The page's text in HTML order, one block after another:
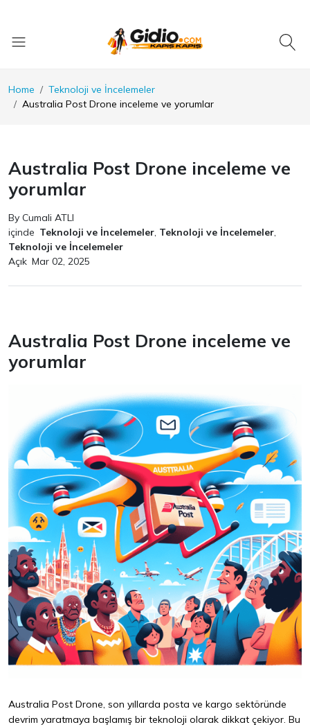
Home
Teknoloji ve İncelemeler
Australia Post Drone inceleme ve yorumlar
Australia Post Drone inceleme ve
yorumlar
By Cumali ATLI
içinde Teknoloji ve İncelemeler, Teknoloji ve İncelemeler,
Teknoloji ve İncelemeler
Açık Mar 02, 2025
Australia Post Drone inceleme ve
yorumlar
Australia Post Drone, son yıllarda posta ve kargo sektöründe
devrim yaratmaya başlamış bir teknoloji olarak dikkat çekiyor. Bu